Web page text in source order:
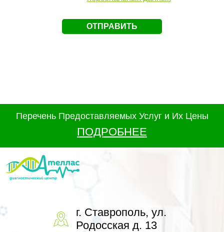
Перечень Предоставляемых Услуг и Их Цены
ПОДРОБНЕЕ
г. Ставрополь, ул.
Родосская д. 13